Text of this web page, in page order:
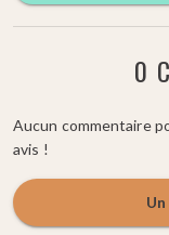
0
Aucun commentaire
avis !